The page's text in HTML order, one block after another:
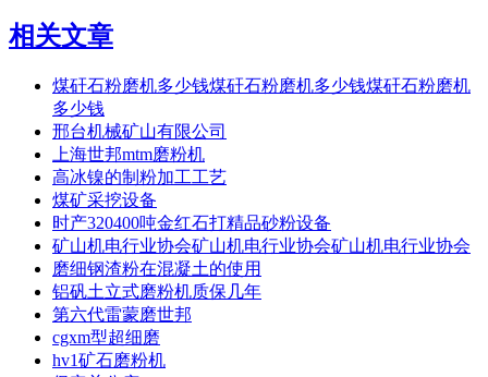
相关文章
煤矸石粉磨机多少钱煤矸石粉磨机多少钱煤矸石粉磨机
多少钱
邢台机械矿山有限公司
上海世邦mtm磨粉机
高冰镍的制粉加工工艺
煤矿采挖设备
时产320400吨金红石打精品砂粉设备
矿山机电行业协会矿山机电行业协会矿山机电行业协会
磨细钢渣粉在混凝土的使用
铝矾土立式磨粉机质保几年
第六代雷蒙磨世邦
cgxm型超细磨
hv1矿石磨粉机